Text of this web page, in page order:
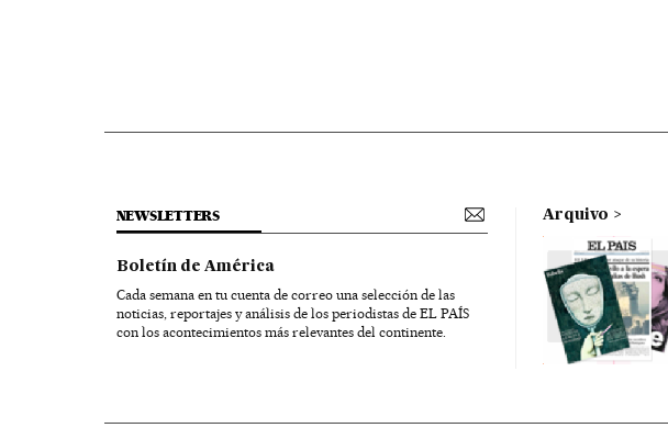
NEWSLETTERS
Boletín de América
Cada semana en tu cuenta de correo una selección de las
noticias, reportajes y análisis de los periodistas de EL PAÍS
con los acontecimientos más relevantes del continente.
Arquivo